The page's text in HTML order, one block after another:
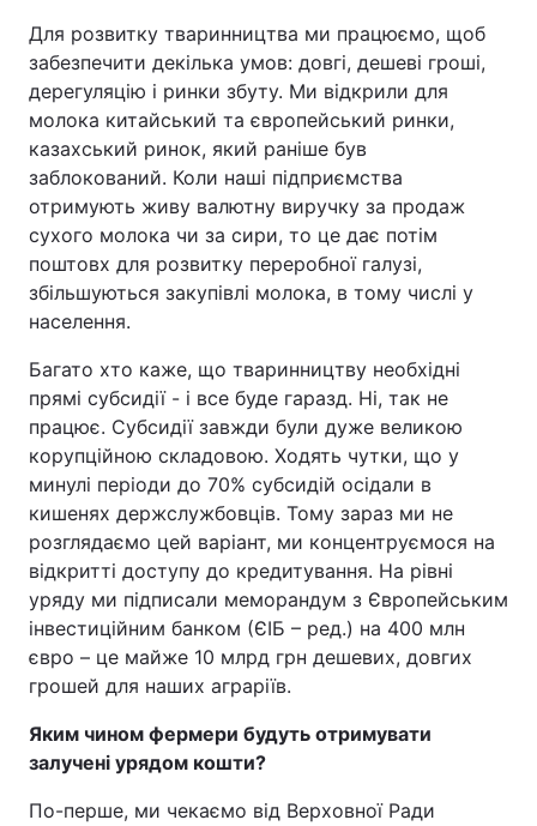
Для розвитку тваринництва ми працюємо, щоб
забезпечити декілька умов: довгі, дешеві гроші,
дерегуляцію і ринки збуту. Ми відкрили для
молока китайський та європейський ринки,
казахський ринок, який раніше був
заблокований. Коли наші підприємства
отримують живу валютну виручку за продаж
сухого молока чи за сири, то це дає потім
поштовх для розвитку переробної галузі,
збільшуються закупівлі молока, в тому числі у
населення.
Багато хто каже, що тваринництву необхідні
прямі субсидії - і все буде гаразд. Ні, так не
працює. Субсидії завжди були дуже великою
корупційною складовою. Ходять чутки, що у
минулі періоди до 70% субсидій осідали в
кишенях держслужбовців. Тому зараз ми не
розглядаємо цей варіант, ми концентруємося на
відкритті доступу до кредитування. На рівні
уряду ми підписали меморандум з Європейським
інвестиційним банком (ЄІБ – ред.) на 400 млн
євро – це майже 10 млрд грн дешевих, довгих
грошей для наших аграріїв.
Яким чином фермери будуть отримувати
залучені урядом кошти?
По-перше, ми чекаємо від Верховної Ради